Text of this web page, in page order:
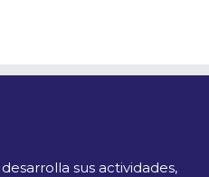
sus actividades,